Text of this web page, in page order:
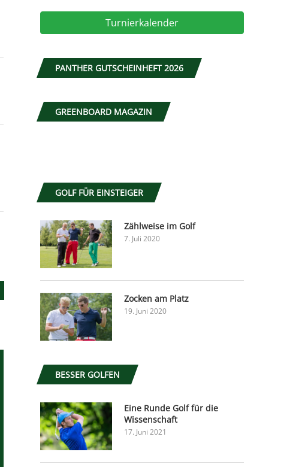
Turnierkalender
PANTHER GUTSCHEINHEFT 2026
GREENBOARD MAGAZIN
GOLF FÜR EINSTEIGER
Zählweise im Golf
7. Juli 2020
Zocken am Platz
19. Juni 2020
BESSER GOLFEN
Eine Runde Golf für die
Wissenschaft
17. Juni 2021